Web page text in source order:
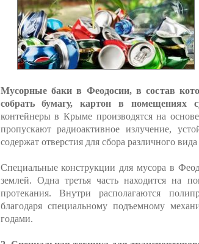
Мусорные баки в Феодосии, в состав
собрать бумагу, картон в помещениях
контейнеры в Крыме производятся на
пропускают радиоактивное излучение,
содержат отверстия для сбора различного
Специальные конструкции для мусора в
землей. Одна третья часть находится на
протекания. Внутри располагаются
благодаря специальному подъемному
годами.